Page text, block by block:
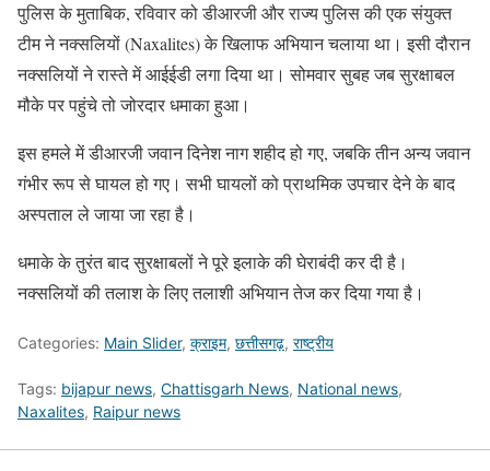
पुलिस के मुताबिक, रविवार को डीआरजी और राज्य पुलिस की एक संयुक्त
टीम ने नक्सलियों (Naxalites) के खिलाफ अभियान चलाया था। इसी दौरान
नक्सलियों ने रास्ते में आईईडी लगा दिया था। सोमवार सुबह जब सुरक्षाबल
मौके पर पहुंचे तो जोरदार धमाका हुआ।
इस हमले में डीआरजी जवान दिनेश नाग शहीद हो गए, जबकि तीन अन्य जवान
गंभीर रूप से घायल हो गए। सभी घायलों को प्राथमिक उपचार देने के बाद
अस्पताल ले जाया जा रहा है।
धमाके के तुरंत बाद सुरक्षाबलों ने पूरे इलाके की घेराबंदी कर दी है।
नक्सलियों की तलाश के लिए तलाशी अभियान तेज कर दिया गया है।
Categories: Main Slider, क्राइम, छत्तीसगढ़, राष्ट्रीय
Tags: bijapur news, Chattisgarh News, National news,
Naxalites, Raipur news